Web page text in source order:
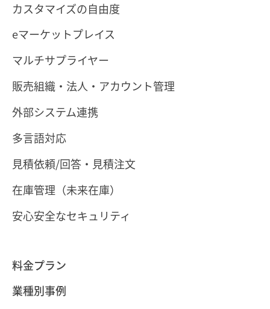
カスタマイズの自由度
eマーケットプレイス
マルチサプライヤー
販売組織・法人・アカウント管理
外部システム連携
多言語対応
見積依頼/回答・見積注文
在庫管理（未来在庫）
安心安全なセキュリティ
料金プラン
業種別事例